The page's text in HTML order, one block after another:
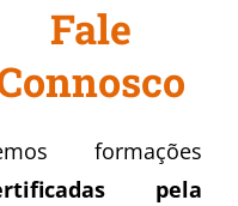
Fale
formações
pela